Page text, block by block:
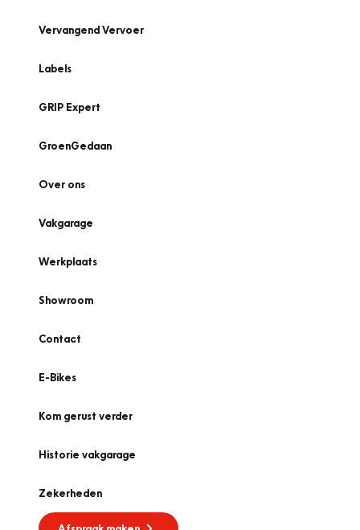
Vervangend Vervoer
Labels
GRIP Expert
GroenGedaan
Over ons
Vakgarage
Werkplaats
Showroom
Contact
E-Bikes
Kom gerust verder
Historie vakgarage
Zekerheden